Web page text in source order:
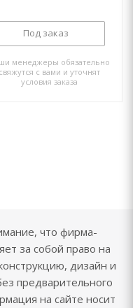
Под заказ
менеджеры обязательно
свяжутся с вами и уточнят
условия заказа
что фирма-
за собой право на
дизайн и
предварительного
на сайте носит